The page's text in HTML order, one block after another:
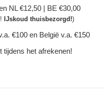
NL €12,50 | BE €30,00
IJskoud thuisbezorgd!)
€100 en België v.a. €150
tijdens het afrekenen!